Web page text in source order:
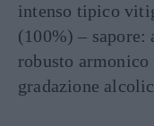
intenso tipico
(100%) – sapore:
robusto
gradazione